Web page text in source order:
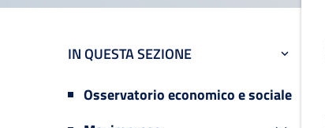
IN QUESTA SEZIONE
Osservatorio economico e sociale